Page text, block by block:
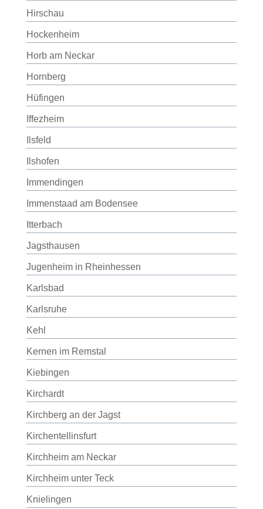
Hirschau
Hockenheim
Horb am Neckar
Hornberg
Hüfingen
Iffezheim
Ilsfeld
Ilshofen
Immendingen
Immenstaad am Bodensee
Itterbach
Jagsthausen
Jugenheim in Rheinhessen
Karlsbad
Karlsruhe
Kehl
Kernen im Remstal
Kiebingen
Kirchardt
Kirchberg an der Jagst
Kirchentellinsfurt
Kirchheim am Neckar
Kirchheim unter Teck
Knielingen